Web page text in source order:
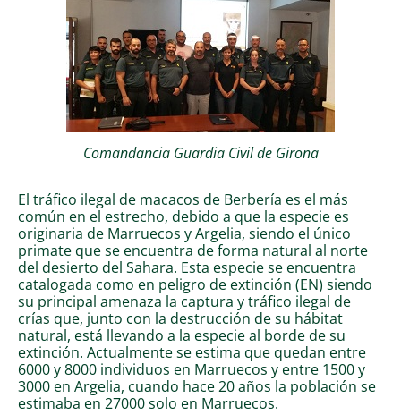
Comandancia Guardia Civil de Girona
El tráfico ilegal de macacos de Berbería es el más
común en el estrecho, debido a que la especie es
originaria de Marruecos y Argelia, siendo el único
primate que se encuentra de forma natural al norte
del desierto del Sahara. Esta especie se encuentra
catalogada como en peligro de extinción (EN) siendo
su principal amenaza la captura y tráfico ilegal de
crías que, junto con la destrucción de su hábitat
natural, está llevando a la especie al borde de su
extinción. Actualmente se estima que quedan entre
6000 y 8000 individuos en Marruecos y entre 1500 y
3000 en Argelia, cuando hace 20 años la población se
estimaba en 27000 solo en Marruecos.